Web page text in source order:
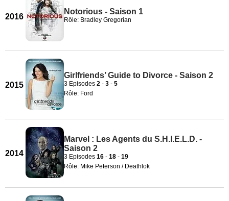
2016
Notorious - Saison 1
Rôle: Bradley Gregorian
2015
Girlfriends’ Guide to Divorce - Saison 2
3 Episodes 2 - 3 - 5
Rôle: Ford
2014
Marvel : Les Agents du S.H.I.E.L.D. -
Saison 2
3 Episodes 16 - 18 - 19
Rôle: Mike Peterson / Deathlok